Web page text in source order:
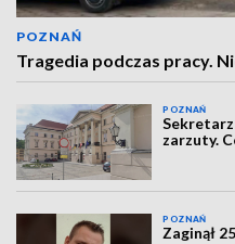
POZNAŃ
Tragedia podczas pracy.
POZNAŃ
zarzuty.
POZNAŃ
Zaginął